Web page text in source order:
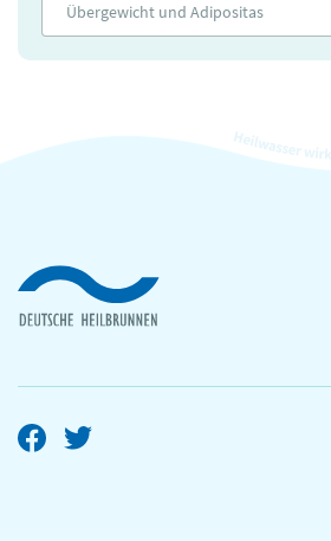
Übergewicht und Adipositas